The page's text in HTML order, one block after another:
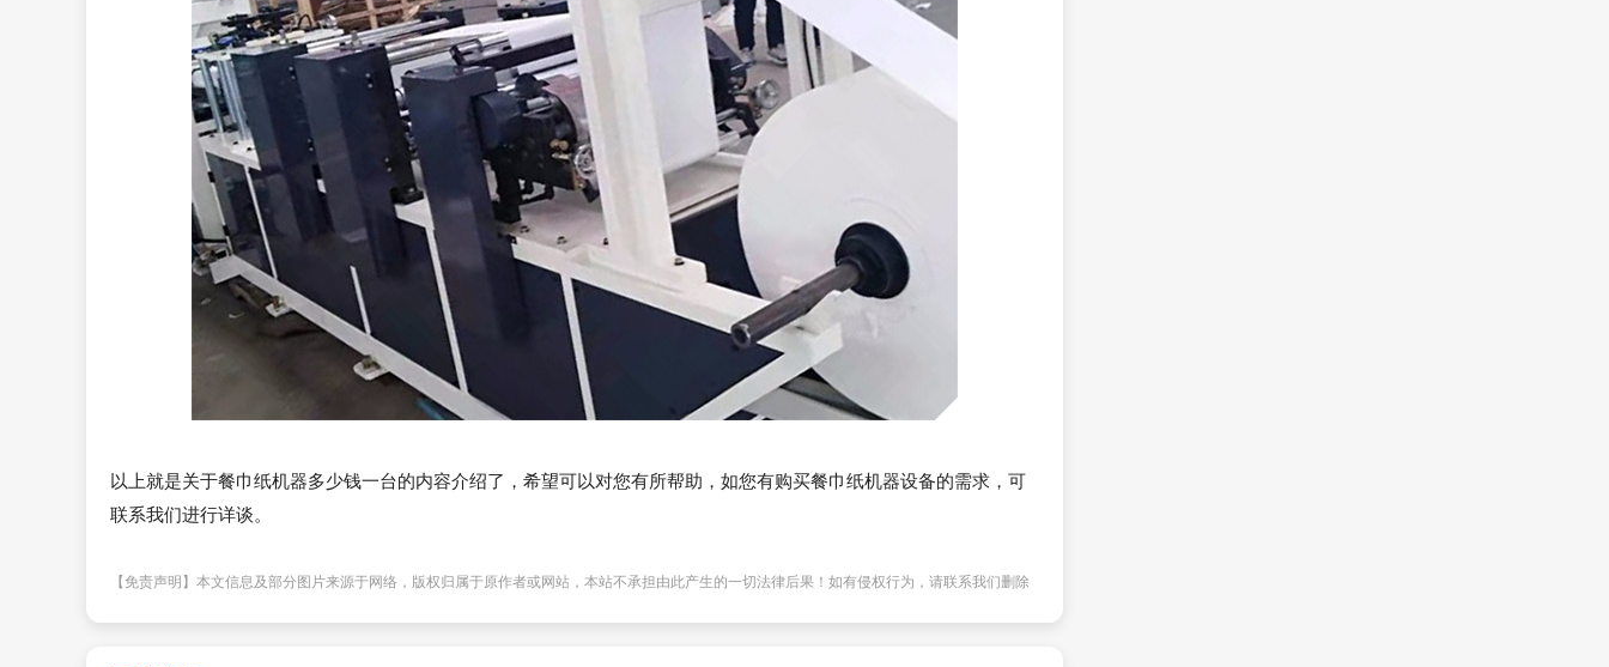
以上就是关于餐巾纸机器多少钱一台的内容介绍了，希望可以对您有所帮助，如您有购买餐巾纸机器设备的需求，可
联系我们进行详谈。
【免责声明】本文信息及部分图片来源于网络，版权归属于原作者或网站，本站不承担由此产生的一切法律后果！如有侵权行为，请联系我们删除